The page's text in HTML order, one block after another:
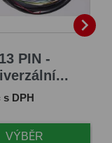
13 PIN -
s DPH
VÝBĚR
